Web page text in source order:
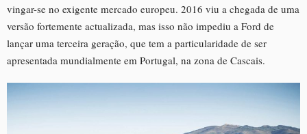
vingar-se no exigente mercado europeu. 2016 viu a chegada de uma
versão fortemente actualizada, mas isso não impediu a Ford de
lançar uma terceira geração, que tem a particularidade de ser
apresentada mundialmente em Portugal, na zona de Cascais.